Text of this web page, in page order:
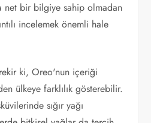
net bir bilgiye sahip olmadan
incelemek önemli hale
ki, Oreo'nun içeriği
ülkeye farklılık gösterebilir.
sığır yağı